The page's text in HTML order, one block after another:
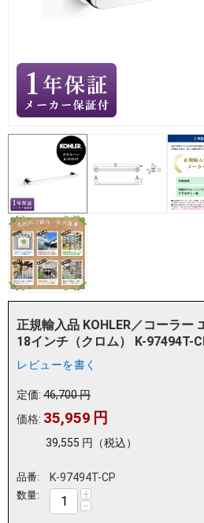
正規輸入品 KOHLER／コーラー
18インチ（クロム） K-97494T-
レビューを書く
定価: 46,700円
価格: 35,959 円
39,555 円 （税込）
品番: K-97494T-CP
数量: +
−